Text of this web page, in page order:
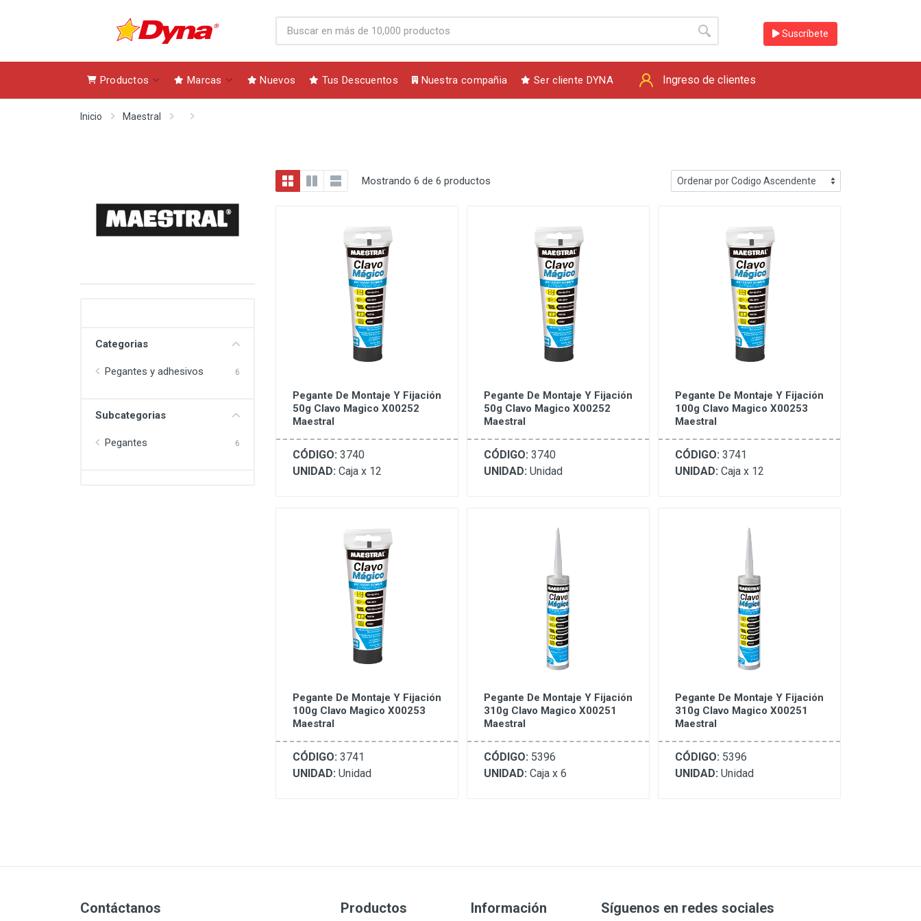
Suscríbete
Productos Marcas Nuevos Tus Descuentos Nuestra compañia Ser cliente DYNA Ingreso de clientes
Inicio Maestral
Categorias
Pegantes y adhesivos 6
Subcategorias
Pegantes 6
Mostrando 6 de 6 productos
Pegante De Montaje Y Fijación
50g Clavo Magico X00252
Maestral
CÓDIGO: 3740
UNIDAD: Caja x 12
Pegante De Montaje Y Fijación
50g Clavo Magico X00252
Maestral
CÓDIGO: 3740
UNIDAD: Unidad
Pegante De Montaje Y Fijación
100g Clavo Magico X00253
Maestral
CÓDIGO: 3741
UNIDAD: Caja x 12
Pegante De Montaje Y Fijación
100g Clavo Magico X00253
Maestral
CÓDIGO: 3741
UNIDAD: Unidad
Pegante De Montaje Y Fijación
310g Clavo Magico X00251
Maestral
CÓDIGO: 5396
UNIDAD: Caja x 6
Pegante De Montaje Y Fijación
310g Clavo Magico X00251
Maestral
CÓDIGO: 5396
UNIDAD: Unidad
Contáctanos Productos Información Síguenos en redes sociales